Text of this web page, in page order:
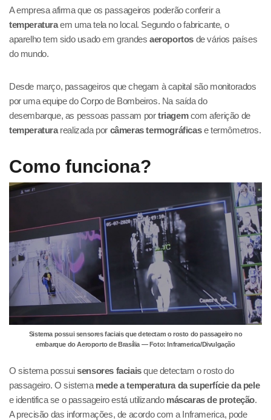
A empresa afirma que os passageiros poderão conferir a
temperaturaem uma tela no local. Segundo o fabricante, o
aparelho tem sido usado em grandesaeroportos de vários países
do mundo.
Desde março, passageiros que chegam à capital são monitorados
por uma equipe do Corpo de Bombeiros. Na saída do
desembarque, as pessoas passam portriagemcom aferição de
temperaturarealizada por câmeras termográficase termômetros.
Como funciona?
Sistema possui sensores faciais que detectam o rosto do passageiro no
embarque do Aeroporto de Brasília — Foto: Inframerica/Divulgação
O sistema possuisensores faciaisque detectam o rosto do
passageiro. O sistema mede a temperatura da superfície da pele
e identifica se o passageiro está utilizando máscaras de proteção.
A precisão das informações, de acordo com a Inframerica, pode